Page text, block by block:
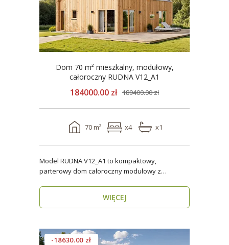
Dom 70 m² mieszkalny, modułowy,
całoroczny RUDNA V12_A1
184000.00 zł 189400.00 zł
70 m² x4 x1
Model RUDNA V12_A1 to kompaktowy,
parterowy dom całoroczny modułowy z
WIĘCEJ
-18630.00 zł